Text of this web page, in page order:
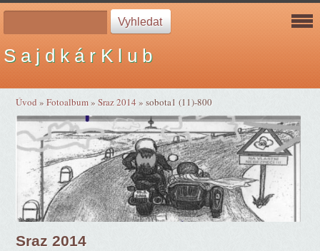
S a j d k á r K l u b
Úvod »Fotoalbum»Sraz 2014»sobota1 (11)-800
Sraz 2014